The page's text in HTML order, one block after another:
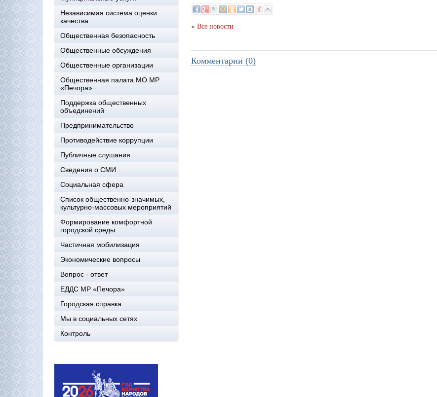
Независимая система оценки
качества
Общественная безопасность
Общественные обсуждения
Общественные организации
Общественная палата МО МР
«Печора»
Поддержка общественных
объединений
Предпринимательство
Противодействие коррупции
Публичные слушания
Сведения о СМИ
Социальная сфера
Список общественно-значимых,
культурно-массовых мероприятий
Формирование комфортной
городской среды
Частичная мобилизация
Экономические вопросы
Вопрос - ответ
ЕДДС МР «Печора»
Городская справка
Мы в социальных сетях
Контроль
« Все новости
Комментарии (0)